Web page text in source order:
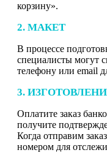
корзину».
2. МАКЕТ
В процессе
специалисты могут
телефону или email
3.
Оплатите заказ
получите
Когда отправим
номером для